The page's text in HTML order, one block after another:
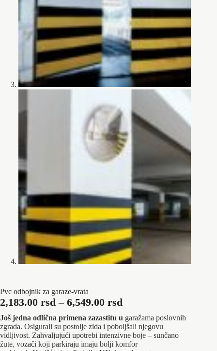
Pvc odbojnik za garaze-vrata
2,183.00 rsd – 6,549.00 rsd
cena:
od
2,183.00 rsd
Još jedna odlična primena zazastitu u garažama poslovnih
zgrada. Osigurali su postolje zida i poboljšali njegovu
vidljivost. Zahvaljujući upotrebi intenzivne boje – sunčano
žute, vozači koji parkiraju imaju bolji komfor